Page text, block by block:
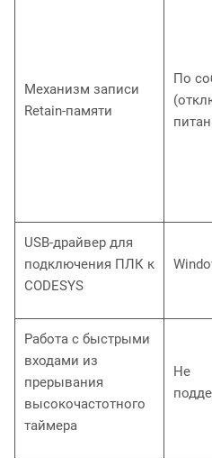
Механизм записи
Retain-памяти
По
USB-драйвер для
подключения ПЛК к
CODESYS
Работа с быстрыми
входами из
прерывания
высокочастотного
таймера
Не